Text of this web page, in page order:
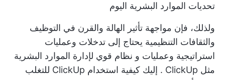
تحديات الموارد البشرية اليوم
ولذلك، فإن مواجهة تأثير الهالة والقرن في التوظيف
والثقافات التنظيمية يحتاج إلى تدخلات وعمليات
استراتيجية وعمليات و نظام قوي لإدارة الموارد البشرية
مثل ClickUp
. إليك كيفية استخدام ClickUp للتغلب